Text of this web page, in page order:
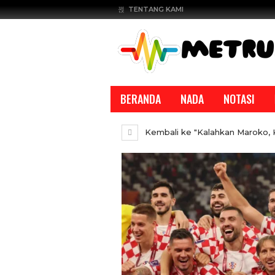
TENTANG KAMI
BERANDA NADA NOTASI
Kembali ke "Kalahkan Maroko,
REPORTASE